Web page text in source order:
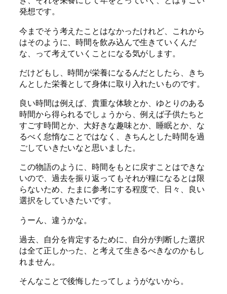
発想です。
今までそう考えたことはなかったけれど、これから
はそのように、時間を飲み込んで生きていくんだ
な、って考えていくことになる気がします。
だけどもし、時間が栄養になるんだとしたら、きち
んとした栄養として身体に取り入れたいものです。
良い時間は例えば、貴重な体験とか、ゆとりのある
時間から得られるでしょうから、例えば子供たちと
すごす時間とか、大好きな趣味とか、睡眠とか、な
るべく怠惰なことではなく、きちんとした時間を過
ごしていきたいなと思いました。
この物語のように、時間をもとに戻すことはできな
いので、過去を振り返ってもそれが糧になるとは限
らないため、たまに参考にする程度で、日々、良い
選択をしていきたいです。
うーん、違うかな。
過去、自分を肯定するために、自分が判断した選択
は全て正しかった、と考えて生きるべきなのかもし
れません。
そんなことで後悔したってしょうがないから。